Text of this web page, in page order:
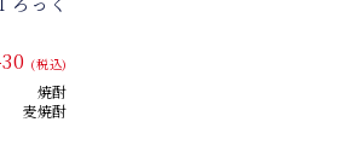
(税込)
焼酎
麦焼酎